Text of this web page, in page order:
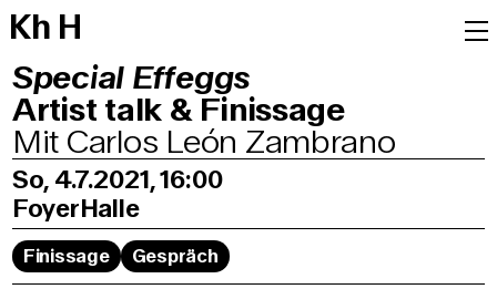
Kh H
Special Effeggs
Artist talk & Finissage
Mit Carlos León Zambrano
So, 4.7.2021, 16:00
FoyerHalle
Finissage
Gespräch